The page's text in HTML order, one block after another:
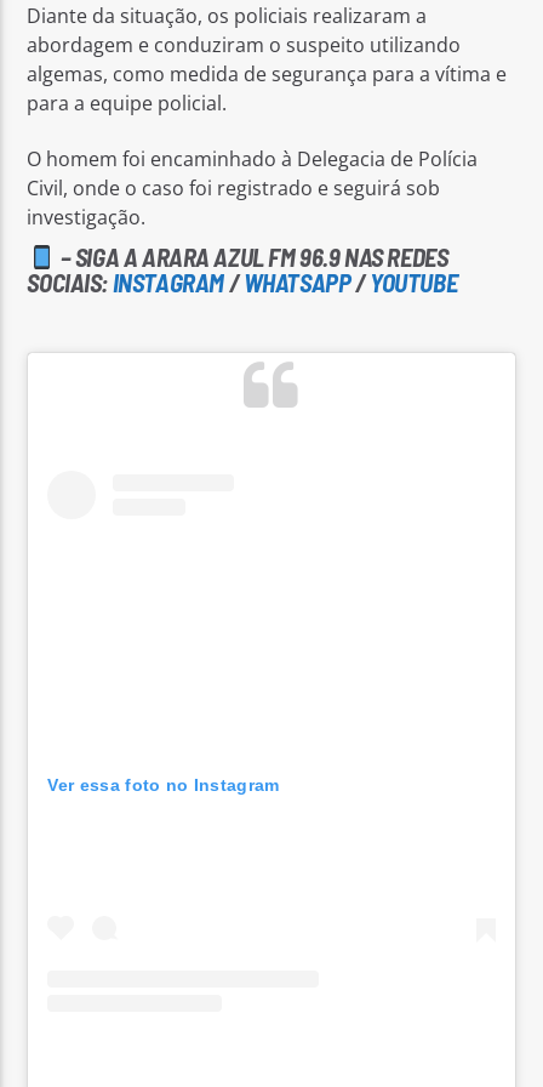
Diante da situação, os policiais realizaram a
abordagem e conduziram o suspeito utilizando
algemas, como medida de segurança para a vítima e
para a equipe policial.
O homem foi encaminhado à Delegacia de Polícia
Civil, onde o caso foi registrado e seguirá sob
investigação.
– SIGA A ARARA AZUL FM 96.9 NAS REDES
SOCIAIS:INSTAGRAM/WHATSAPP/YOUTUBE
Ver essa foto no Instagram